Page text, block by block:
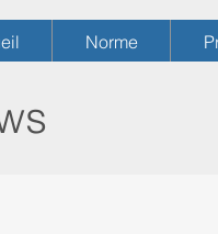
Norme
Norme